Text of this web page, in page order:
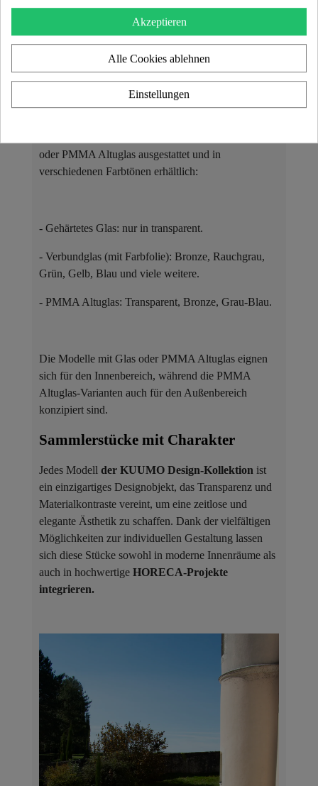
versehen, die in 3D-Stoff Runner oder veganem
Leder Soshagro erhältlich sind – jeweils in mehreren
Farbvarianten.
Materialien und Farbvarianten der
oder PMMA Altuglas ausgestattet und in
verschiedenen Farbtönen erhältlich:
- Gehärtetes Glas: nur in transparent.
- Verbundglas (mit Farbfolie): Bronze, Rauchgrau,
Grün, Gelb, Blau und viele weitere.
- PMMA Altuglas: Transparent, Bronze, Grau-Blau.
Die Modelle mit Glas oder PMMA Altuglas eignen
sich für den Innenbereich, während die PMMA
Altuglas-Varianten auch für den Außenbereich
konzipiert sind.
Sammlerstücke mit Charakter ​
Jedes Modell der KUUMO Design-Kollektion ist
ein einzigartiges Designobjekt, das Transparenz und
Materialkontraste vereint, um eine zeitlose und
elegante Ästhetik zu schaffen. Dank der vielfältigen
Möglichkeiten zur individuellen Gestaltung lassen
sich diese Stücke sowohl in moderne Innenräume als
auch in hochwertige HORECA-Projekte
integrieren.
Akzeptieren
Alle Cookies ablehnen
Einstellungen